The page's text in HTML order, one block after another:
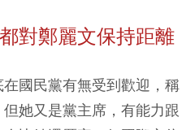
對鄭麗文保持距離
國民黨有無受到歡迎，稱
她又是黨主席，有能力跟